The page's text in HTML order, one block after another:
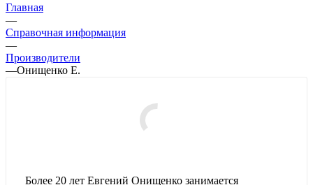
Главная
—
Справочная информация
—
Производители
—Онищенко Е.
Более 20 лет Евгений Онищенко занимается